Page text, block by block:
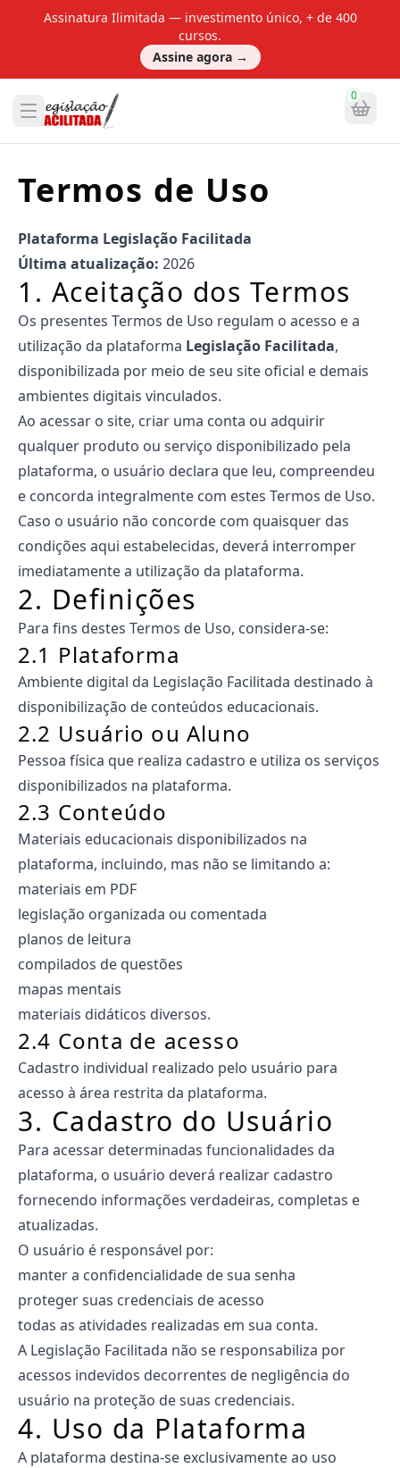
Assinatura Ilimitada — investimento único, + de 400
cursos.
Assine agora →
0
Termos de Uso
Plataforma Legislação Facilitada
Última atualização: 2026
1. Aceitação dos Termos
Os presentes Termos de Uso regulam o acesso e a
utilização da plataforma Legislação Facilitada,
disponibilizada por meio de seu site oficial e demais
ambientes digitais vinculados.
Ao acessar o site, criar uma conta ou adquirir
qualquer produto ou serviço disponibilizado pela
plataforma, o usuário declara que leu, compreendeu
e concorda integralmente com estes Termos de Uso.
Caso o usuário não concorde com quaisquer das
condições aqui estabelecidas, deverá interromper
imediatamente a utilização da plataforma.
2. Definições
Para fins destes Termos de Uso, considera-se:
2.1 Plataforma
Ambiente digital da Legislação Facilitada destinado à
disponibilização de conteúdos educacionais.
2.2 Usuário ou Aluno
Pessoa física que realiza cadastro e utiliza os serviços
disponibilizados na plataforma.
2.3 Conteúdo
Materiais educacionais disponibilizados na
plataforma, incluindo, mas não se limitando a:
materiais em PDF
legislação organizada ou comentada
planos de leitura
compilados de questões
mapas mentais
materiais didáticos diversos.
2.4 Conta de acesso
Cadastro individual realizado pelo usuário para
acesso à área restrita da plataforma.
3. Cadastro do Usuário
Para acessar determinadas funcionalidades da
plataforma, o usuário deverá realizar cadastro
fornecendo informações verdadeiras, completas e
atualizadas.
O usuário é responsável por:
manter a confidencialidade de sua senha
proteger suas credenciais de acesso
todas as atividades realizadas em sua conta.
A Legislação Facilitada não se responsabiliza por
acessos indevidos decorrentes de negligência do
usuário na proteção de suas credenciais.
4. Uso da Plataforma
A plataforma destina-se exclusivamente ao uso